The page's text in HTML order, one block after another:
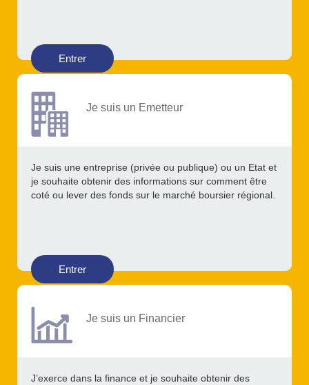
Entrer
Je suis un Emetteur
Je suis une entreprise (privée ou publique) ou un Etat et
je souhaite obtenir des informations sur comment être
coté ou lever des fonds sur le marché boursier régional.
Entrer
Je suis un Financier
J’exerce dans la finance et je souhaite obtenir des